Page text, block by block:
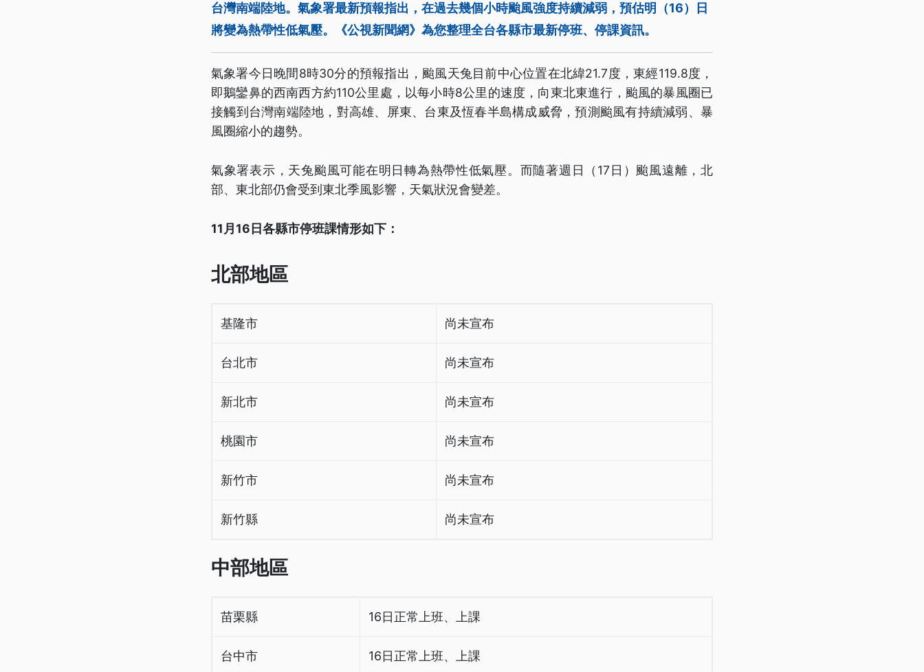
台灣南端陸地。氣象署最新預報指出，在過去幾個小時颱風強度持續減弱，預估明（16）日
將變為熱帶性低氣壓。《公視新聞網》為您整理全台各縣市最新停班、停課資訊。
氣象署今日晚間8時30分的預報指出，颱風天兔目前中心位置在北緯21.7度，東經119.8度，
即鵝鑾鼻的西南西方約110公里處，以每小時8公里的速度，向東北東進行，颱風的暴風圈已
接觸到台灣南端陸地，對高雄、屏東、台東及恆春半島構成威脅，預測颱風有持續減弱、暴
風圈縮小的趨勢。
氣象署表示，天兔颱風可能在明日轉為熱帶性低氣壓。而隨著週日（17日）颱風遠離，北
部、東北部仍會受到東北季風影響，天氣狀況會變差。
11月16日各縣市停班課情形如下：
北部地區
基隆市 尚未宣布
台北市 尚未宣布
新北市 尚未宣布
桃園市 尚未宣布
新竹市 尚未宣布
新竹縣 尚未宣布
中部地區
苗栗縣 16日正常上班、上課
台中市 16日正常上班、上課